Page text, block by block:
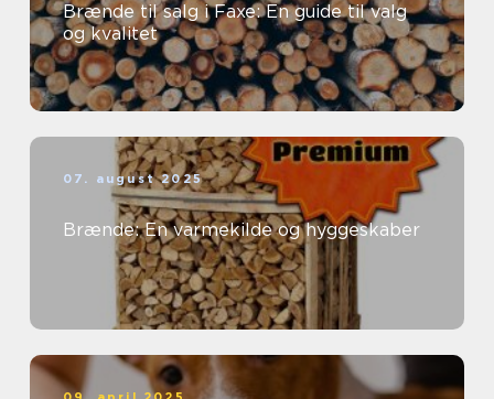
Brænde til salg i Faxe: En guide til valg
og kvalitet
07. august 2025
Brænde: En varmekilde og hyggeskaber